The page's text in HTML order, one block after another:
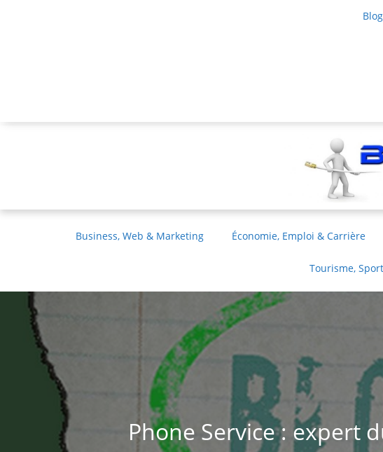
Business, Web & Marketing Économie, Emploi & Carrière
Tourisme,
Phone Service : expert